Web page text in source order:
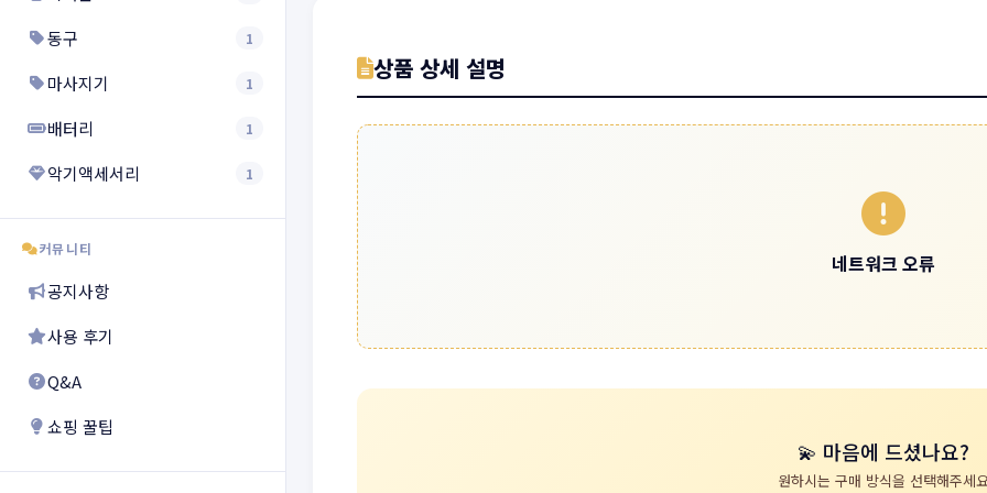
동구 1
마사지기 1
배터리 1
악기액세서리 1
커뮤니티
공지사항
사용 후기
Q&A
쇼핑 꿀팁
상품 상세 설명
네트워크 오류
💫 마음에 드셨나요?
원하시는 구매 방식을 선택해주세